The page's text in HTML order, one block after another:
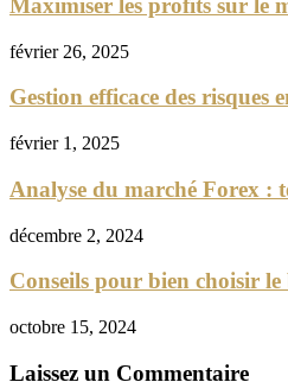
Maximiser les profits sur le
février 26, 2025
Gestion efficace des risques
février 1, 2025
Analyse du marché Forex :
décembre 2, 2024
Conseils pour bien choisir
octobre 15, 2024
Laissez un Commentaire